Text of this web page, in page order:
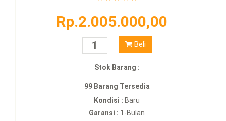
Rp.2.005.000,00
Beli
Stok Barang :
99 Barang Tersedia
Kondisi : Baru
Garansi : 1-Bulan